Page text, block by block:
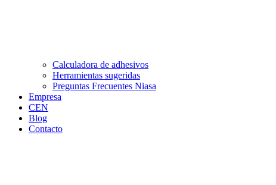
Calculadora de adhesivos
Herramientas sugeridas
Preguntas Frecuentes Niasa
Empresa
CEN
Blog
Contacto